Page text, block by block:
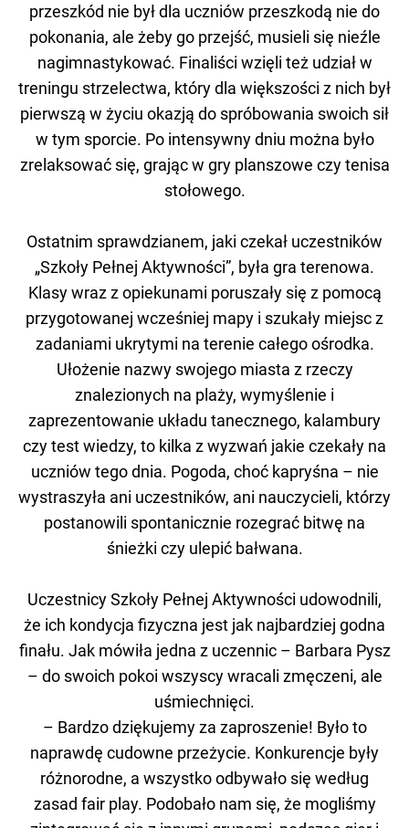
przeszkód nie był dla uczniów przeszkodą nie do
pokonania, ale żeby go przejść, musieli się nieźle
nagimnastykować. Finaliści wzięli też udział w
treningu strzelectwa, który dla większości z nich był
pierwszą w życiu okazją do spróbowania swoich sił
w tym sporcie. Po intensywny dniu można było
zrelaksować się, grając w gry planszowe czy tenisa
stołowego.
Ostatnim sprawdzianem, jaki czekał uczestników
„Szkoły Pełnej Aktywności”, była gra terenowa.
Klasy wraz z opiekunami poruszały się z pomocą
przygotowanej wcześniej mapy i szukały miejsc z
zadaniami ukrytymi na terenie całego ośrodka.
Ułożenie nazwy swojego miasta z rzeczy
znalezionych na plaży, wymyślenie i
zaprezentowanie układu tanecznego, kalambury
czy test wiedzy, to kilka z wyzwań jakie czekały na
uczniów tego dnia. Pogoda, choć kapryśna – nie
wystraszyła ani uczestników, ani nauczycieli, którzy
postanowili spontanicznie rozegrać bitwę na
śnieżki czy ulepić bałwana.
Uczestnicy Szkoły Pełnej Aktywności udowodnili,
że ich kondycja fizyczna jest jak najbardziej godna
finału. Jak mówiła jedna z uczennic – Barbara Pysz
– do swoich pokoi wszyscy wracali zmęczeni, ale
uśmiechnięci.
– Bardzo dziękujemy za zaproszenie! Było to
naprawdę cudowne przeżycie. Konkurencje były
różnorodne, a wszystko odbywało się według
zasad fair play. Podobało nam się, że mogliśmy